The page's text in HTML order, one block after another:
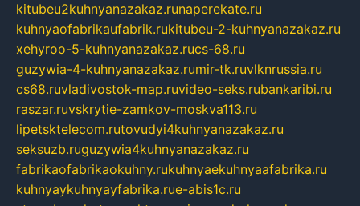
kitubeu2kuhnyanazakaz.runaperekate.ru
kuhnyaofabrikaufabrik.rukitubeu-2-kuhnyanazakaz.ru
xehyroo-5-kuhnyanazakaz.rucs-68.ru
guzywia-4-kuhnyanazakaz.rumir-tk.ruvlknrussia.ru
cs68.ruvladivostok-map.ruvideo-seks.rubankaribi.ru
raszar.ruvskrytie-zamkov-moskva113.ru
lipetsktelecom.rutovudyi4kuhnyanazakaz.ru
seksuzb.ruguzywia4kuhnyanazakaz.ru
fabrikaofabrikaokuhny.rukuhnyaekuhnyaafabrika.ru
kuhnyaykuhnyayfabrika.rue-abis1c.ru